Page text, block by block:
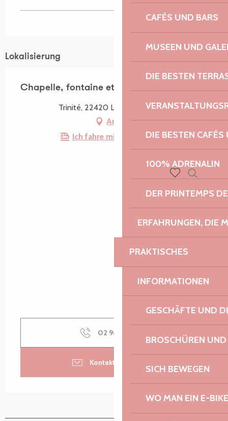
CAFÉS UND BARS
MUSEEN UND
DIE BESTEN
DIE BESTEN
100% ADRENALIN
DER PRINTEMPS
ERFAHRUNGEN, DIE
PRAKTISCHES
INFORMATIONEN
GESCHÄFTE UND
BROSCHÜREN
SICH BEWEGEN
WO MAN EIN E-
Lokalisierung
Chapelle, fontaine et croix de la Trinité
Trinité, 22420 Le Vieux-Marché
Anfahrt
Ich fahre mit dem Zug hin!
02 96 38 91
Kontaktieren Sie uns